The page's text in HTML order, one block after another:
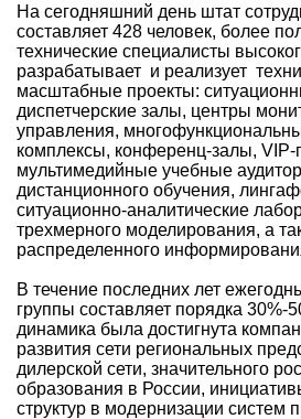
На сегодняшний день штат
составляет 428 человек, более
технические специалисты
разрабатывает и реализует
масштабные проекты:
диспетчерские залы, центры
управления,
комплексы, конференц-залы, VIP-
мультимедийные учебные
дистанционного обучения,
ситуационно-аналитические
трехмерного моделирования, а
распределенного
В течение последних лет
группы составляет порядка 30%-
динамика была достигнута
развития сети региональных
дилерской сети, значительного
образования в России,
структур в модернизации систем